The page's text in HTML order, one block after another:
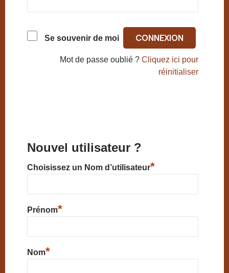
Se souvenir de moi
Mot de passe oublié ?Cliquez ici pour
réinitialiser
Nouvel utilisateur ?
Choisissez un Nom d’utilisateur*
Prénom*
Nom*